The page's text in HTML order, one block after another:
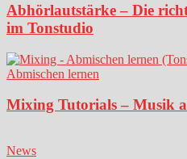
Abhörlautstärke – Die
im Tonstudio
Abmischen lernen
Mixing Tutorials – Musik
News